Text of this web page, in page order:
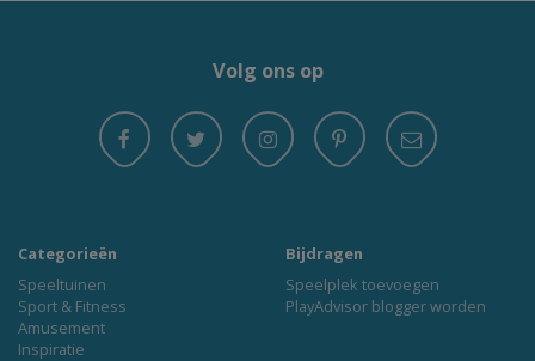
Volg ons op
Categorieën
Speeltuinen
Sport & Fitness
Amusement
Inspiratie
Bijdragen
Speelplek toevoegen
PlayAdvisor blogger worden